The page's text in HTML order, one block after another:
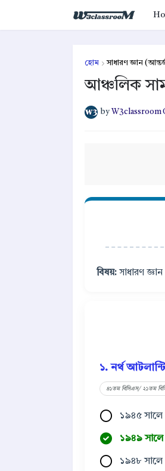
হোম সাধারণ জ্ঞান
আঞ্চলিক
by W3classroom
বিষয়: সাধারণ
১. নর্থ
৪১তম বিসিএস/ ২১তম
১৯৪৫ সালে
১৯৪৯ সালে
১৯৪৮ সালে